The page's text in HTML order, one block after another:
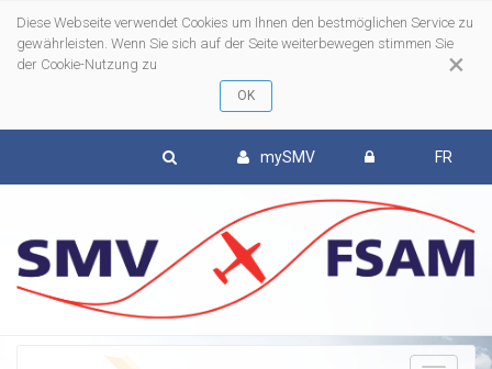
×
Diese Webseite verwendet Cookies um Ihnen den bestmöglichen Service zu
gewährleisten. Wenn Sie sich auf der Seite weiterbewegen stimmen Sie
der Cookie-Nutzung zu
mySMV FR